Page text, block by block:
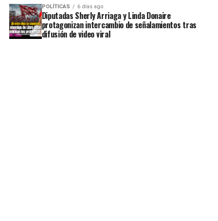
POLÍTICAS 6 días ago
Diputadas Sherly Arriaga y Linda Donaire
protagonizan intercambio de señalamientos tras
difusión de video viral